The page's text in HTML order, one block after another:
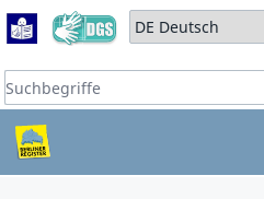
Zum Hauptbereich springen
Zum Hauptmenü springen
Sprache auswählen:
Suchbegriffe: